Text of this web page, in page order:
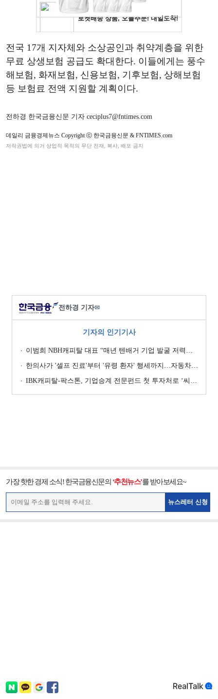
전국 17개 지자체와 소상공인과 취약계층을 위한
무료 상생보험 공급도 확대한다. 이들에게는 풍수
해보험, 화재보험, 신용보험, 기후보험, 상해보험
등 보험료 전액 지원할 계획이다.
전하경 한국금융신문 기자 ceciplus7@fntimes.com
데일리 금융경제뉴스 Copyright ⓒ 한국금융신문 & FNTIMES.com
저작권법에 의거 상업적 목적의 무단 전재, 복사, 배포 금지
전하경 기자✉
기자의 인기기사
이범희 NBH캐피탈 대표 “매년 텐배거 기업 발굴 저력…올해 ROE 20% 목표”
한의사가 '셀프 진료'부터 '유령 환자' 행세까지…자동차보험 악용 심각 [경상환자 8주룰 도입 초읽기]
IBK캐피탈-팍스톤, 기업승계 전문펀드 첫 투자처로 ‘씨엠디기술단’ 낙점 [캐피탈사 돋보기]
가장 핫한 경제 소식! 한국금융신문의 ‘추천뉴스’를 받아보세요~
뉴스레터 신청